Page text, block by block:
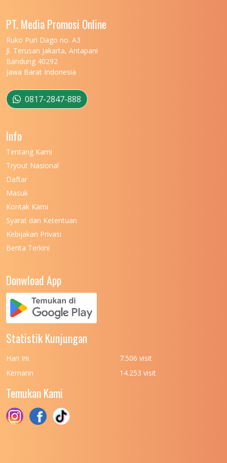
UNIVERSITAS MALIKUSSALEH
UNIVERSITAS MARITIM RAJA ALI HAJI
UNIVERSITAS MATARAM
UNIVERSITAS MULAWARMAN
UNIVERSITAS MUSAMUS
UNIVERSITAS NEGERI KHAIRUN
UNIVERSITAS NEGERI MANADO
UNIVERSITAS NEGERI MEDAN
UNIVERSITAS NEGERI PADANG
UNIVERSITAS NUSA CENDANA
UNIVERSITAS PADJADJARAN
UNIVERSITAS PATTIMURA
(UPN) VETERAN JAKARTA
UNIVERSITAS PEMBANGUNAN NASIONAL
(UPN) VETERAN JAWA TIMUR
UNIVERSITAS PEMBANGUNAN NASIONAL
PT. Media Promosi Online
Ruko Puri Dago no. A3
Jl. Terusan Jakarta, Antapani
Bandung 40292
Jawa Barat Indonesia
0817-2847-888
Info
Tentang Kami
Tryout Nasional
Daftar
Masuk
Kontak Kami
Syarat dan Ketentuan
Kebijakan Privasi
Berita Terkini
Donwload App
Statistik Kunjungan
Hari Ini
7.506 visit
Kemarin
14.253 visit
Temukan Kami